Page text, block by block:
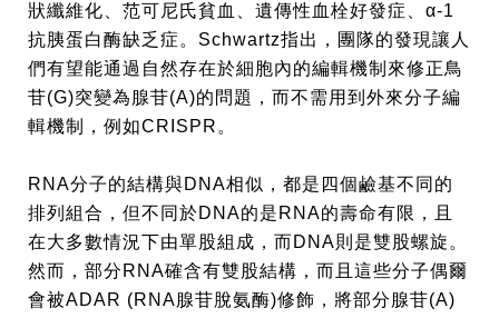
狀纖維化、范可尼氏貧血、遺傳性血栓好發症、α-1
抗胰蛋白酶缺乏症。 Schwartz指出，團隊的發現讓人
們有望能通過自然存在於細胞內的編輯機制來修正鳥
苷(G)突變為腺苷(A)的問題，而不需用到外來分子編
輯機制，例如CRISPR 。
RNA分子的結構與DNA相似，都是四個鹼基不同的
排列組合，但不同於DNA的是 RNA的壽命有限，且
在大多數情況下由單股組成，而DNA則是雙股螺旋。
然而，部分 RNA確含有雙股結構，而且這些分子偶爾
會被ADAR (RNA腺苷脫氨酶)修飾，將部分腺苷(A)